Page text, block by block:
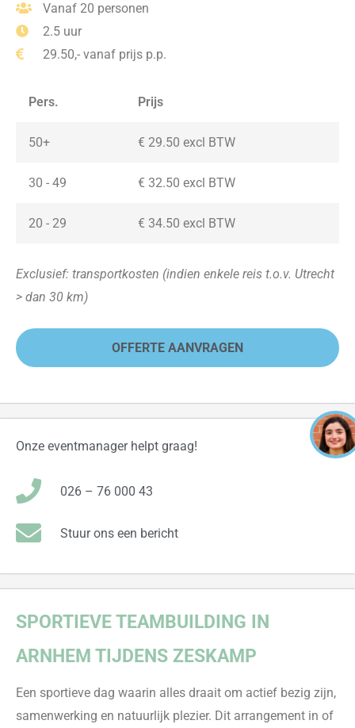
Vanaf 20 personen
2.5 uur
29.50,- vanaf prijs p.p.
Pers. Prijs
50+ € 29.50 excl BTW
30 - 49 € 32.50 excl BTW
20 - 29 € 34.50 excl BTW
Exclusief: transportkosten (indien enkele reis t.o.v. Utrecht
> dan 30 km)
OFFERTE AANVRAGEN
Onze eventmanager helpt graag!
026 – 76 000 43
Stuur ons een bericht
SPORTIEVE TEAMBUILDING IN
ARNHEM TIJDENS ZESKAMP
Een sportieve dag waarin alles draait om actief bezig zijn,
samenwerking en natuurlijk plezier. Dit arrangement in of